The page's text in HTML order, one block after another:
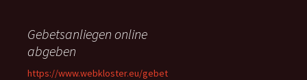
Gebetsanliegen online
abgeben
https://www.webkloster.eu/gebet